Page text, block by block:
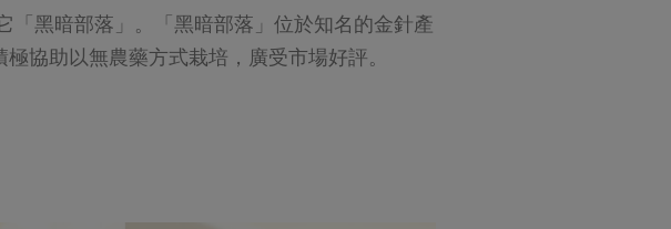
黑暗部落」。「黑暗部落」位於知名的金針產
協助以無農藥方式栽培，廣受市場好評。